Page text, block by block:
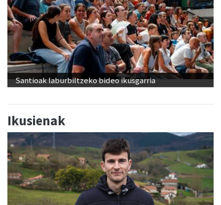
Santioak laburbiltzeko bideo ikusgarria
Ikusienak